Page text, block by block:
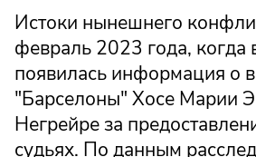
Истоки нынешнего
февраль 2023 года,
появилась информация о
"Барселоны" Хосе Марии
Негрейре за
судьях. По данным